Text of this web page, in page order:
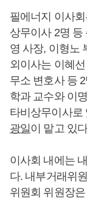
필에너지 이사
상무이사 2명 등
영 사장, 이형노
외이사는 이혜
무소 변호사 등
학과 교수와 이
타비상무이사로
광일이 맡고 있
이사회 내에는
다. 내부거래위
위원회 위원장